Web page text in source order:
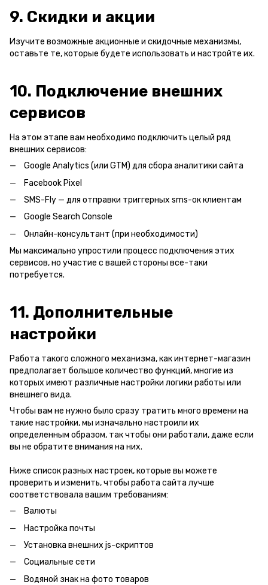
9. Скидки и акции
Изучите возможные акционные и скидочные механизмы,
оставьте те, которые будете использовать и настройте их.
10. Подключение внешних
сервисов
На этом этапе вам необходимо подключить целый ряд
внешних сервисов:
Google Analytics (или GTM) для сбора аналитики сайта
Facebook Pixel
SMS-Fly — для отправки триггерных sms-ок клиентам
Google Search Console
Онлайн-консультант (при необходимости)
Мы максимально упростили процесс подключения этих
сервисов, но участие с вашей стороны все-таки
потребуется.
11. Дополнительные
настройки
Работа такого сложного механизма, как интернет-магазин
предполагает большое количество функций, многие из
которых имеют различные настройки логики работы или
внешнего вида.
Чтобы вам не нужно было сразу тратить много времени на
такие настройки, мы изначально настроили их
определенным образом, так чтобы они работали, даже если
вы не обратите внимания на них.
Ниже список разных настроек, которые вы можете
проверить и изменить, чтобы работа сайта лучше
соответствовала вашим требованиям:
Валюты
Настройка почты
Установка внешних js-скриптов
Социальные сети
Водяной знак на фото товаров